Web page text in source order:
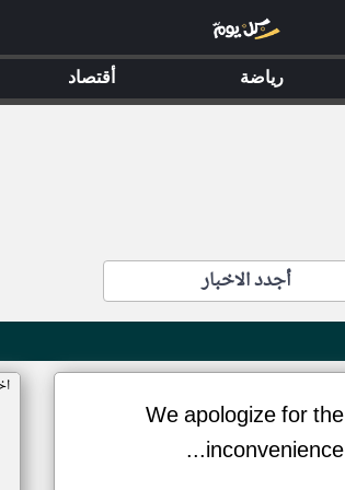
أجدد الاخبار
We apologize for the
inconvenience...
رياضة أقتصاد